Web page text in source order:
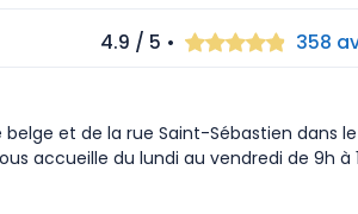
4.9 / 5 • 358
et de la rue Saint-Sébastien dans
accueille du lundi au vendredi de 9h à